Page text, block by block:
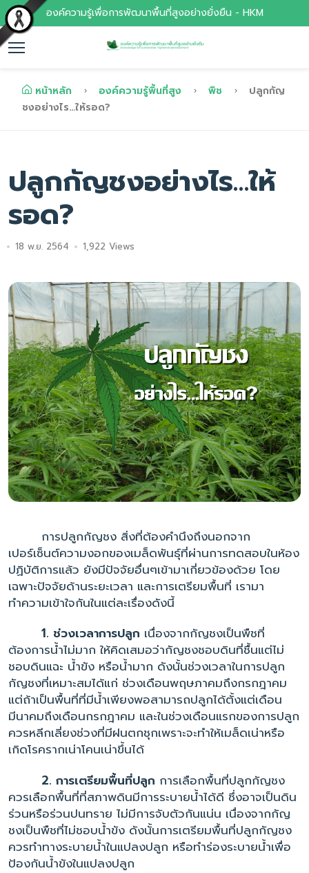
องค์ความรู้เพื่อการพัฒนาพื้นที่สูงอย่างยั่งยืน - HKM
หน้าหลัก องค์ความรู้พื้นที่สูง พืช
ปลูกกัญ
ชงอย่างไร…ให้รอด?
ปลูกกัญชงอย่างไร…ให้
รอด?
18 พ.ย. 2564 1,922 Views
การปลูกกัญชง สิ่งที่ต้องคำนึงถึงนอกจาก
เปอร์เซ็นต์ความงอกของเมล็ดพันธุ์ที่ผ่านการทดสอบในห้อง
ปฏิบัติการแล้ว ยังมีปัจจัยอื่นๆเข้ามาเกี่ยวข้องด้วย โดย
เฉพาะปัจจัยด้านระยะเวลา และการเตรียมพื้นที่ เรามา
ทำความเข้าใจกันในแต่ละเรื่องดังนี้
1. ช่วงเวลาการปลูก เนื่องจากกัญชงเป็นพืชที่
ต้องการน้ำไม่มาก ให้คิดเสมอว่ากัญชงชอบดินที่ชื้นแต่ไม่
ชอบดินแฉะ น้ำขัง หรือน้ำมาก ดังนั้นช่วงเวลาในการปลูก
กัญชงที่เหมาะสมได้แก่ ช่วงเดือนพฤษภาคมถึงกรกฎาคม
แต่ถ้าเป็นพื้นที่ที่มีน้ำเพียงพอสามารถปลูกได้ตั้งแต่เดือน
มีนาคมถึงเดือนกรกฎาคม และในช่วงเดือนแรกของการปลูก
ควรหลีกเลี่ยงช่วงที่มีฝนตกชุกเพราะจะทำให้เมล็ดเน่าหรือ
เกิดโรครากเน่าโคนเน่าขึ้นได้
2. การเตรียมพื้นที่ปลูก การเลือกพื้นที่ปลูกกัญชง
ควรเลือกพื้นที่ที่สภาพดินมีการระบายน้ำได้ดี ซึ่งอาจเป็นดิน
ร่วนหรือร่วนปนทราย ไม่มีการจับตัวกันแน่น เนื่องจากกัญ
ชงเป็นพืชที่ไม่ชอบน้ำขัง ดังนั้นการเตรียมพื้นที่ปลูกกัญชง
ควรทำทางระบายน้ำในแปลงปลูก หรือทำร่องระบายน้ำเพื่อ
ป้องกันน้ำขังในแปลงปลูก